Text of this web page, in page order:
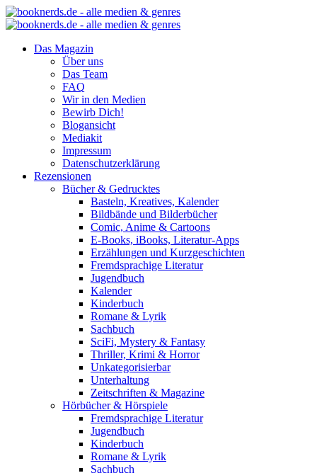
Das Magazin
Über uns
Das Team
FAQ
Wir in den Medien
Bewirb Dich!
Blogansicht
Mediakit
Impressum
Datenschutzerklärung
Rezensionen
Bücher & Gedrucktes
Basteln, Kreatives, Kalender
Bildbände und Bilderbücher
Comic, Anime & Cartoons
E-Books, iBooks, Literatur-Apps
Erzählungen und Kurzgeschichten
Fremdsprachige Literatur
Jugendbuch
Kalender
Kinderbuch
Romane & Lyrik
Sachbuch
SciFi, Mystery & Fantasy
Thriller, Krimi & Horror
Unkategorisierbar
Unterhaltung
Zeitschriften & Magazine
Hörbücher & Hörspiele
Fremdsprachige Literatur
Jugendbuch
Kinderbuch
Romane & Lyrik
Sachbuch